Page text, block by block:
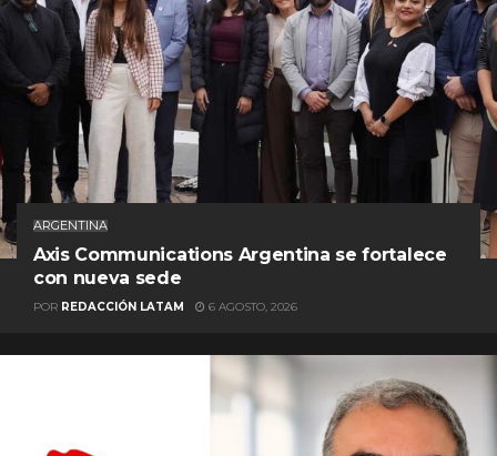
ARGENTINA
Axis Communications Argentina se fortalece
con nueva sede
POR REDACCIÓN LATAM 6 AGOSTO, 2026